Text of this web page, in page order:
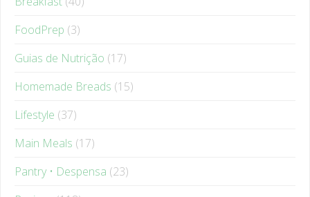
FoodPrep (3)
Guias de Nutrição
Homemade Breads (15)
Lifestyle(37)
Main Meals (17)
Pantry • Despensa
Recipes
(118)